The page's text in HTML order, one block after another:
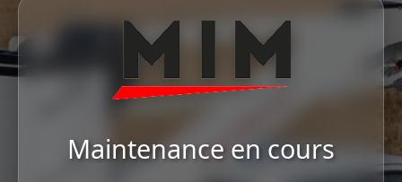
Maintenance en cours